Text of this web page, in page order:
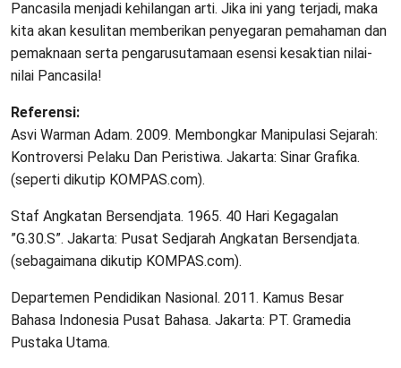
Pancasila menjadi kehilangan arti. Jika ini yang terjadi, maka
kita akan kesulitan memberikan penyegaran pemahaman dan
pemaknaan serta pengarusutamaan esensi kesaktian nilai-
nilai Pancasila!
Referensi:
Asvi Warman Adam. 2009. Membongkar Manipulasi Sejarah:
Kontroversi Pelaku Dan Peristiwa. Jakarta: Sinar Grafika.
(seperti dikutip KOMPAS.com).
Staf Angkatan Bersendjata. 1965. 40 Hari Kegagalan
”G.30.S”. Jakarta: Pusat Sedjarah Angkatan Bersendjata.
(sebagaimana dikutip KOMPAS.com).
Departemen Pendidikan Nasional. 2011. Kamus Besar
Bahasa Indonesia Pusat Bahasa. Jakarta: PT. Gramedia
Pustaka Utama.